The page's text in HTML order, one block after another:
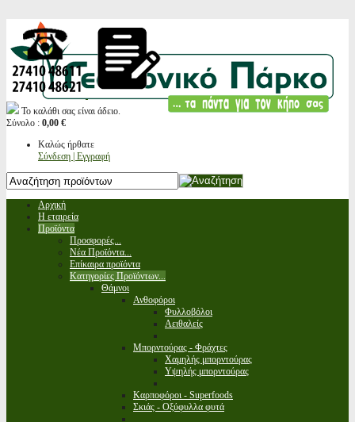
Το καλάθι σας είναι άδειο.
Σύνολο : 0,00 €
Καλώς ήρθατε
Σύνδεση | Εγγραφή
Αρχική
Η εταιρεία
Προϊόντα
Προσφορές...
Νέα Προϊόντα...
Επίκαιρα προϊόντα
Κατηγορίες Προϊόντων...
Θάμνοι
Ανθοφόροι
Φυλλοβόλοι
Αειθαλείς
Μπορντούρας - Φράχτες
Χαμηλής μπορντούρας
Υψηλής μπορντούρας
Καρποφόροι - Superfoods
Σκιάς - Οξύφυλλα φυτά